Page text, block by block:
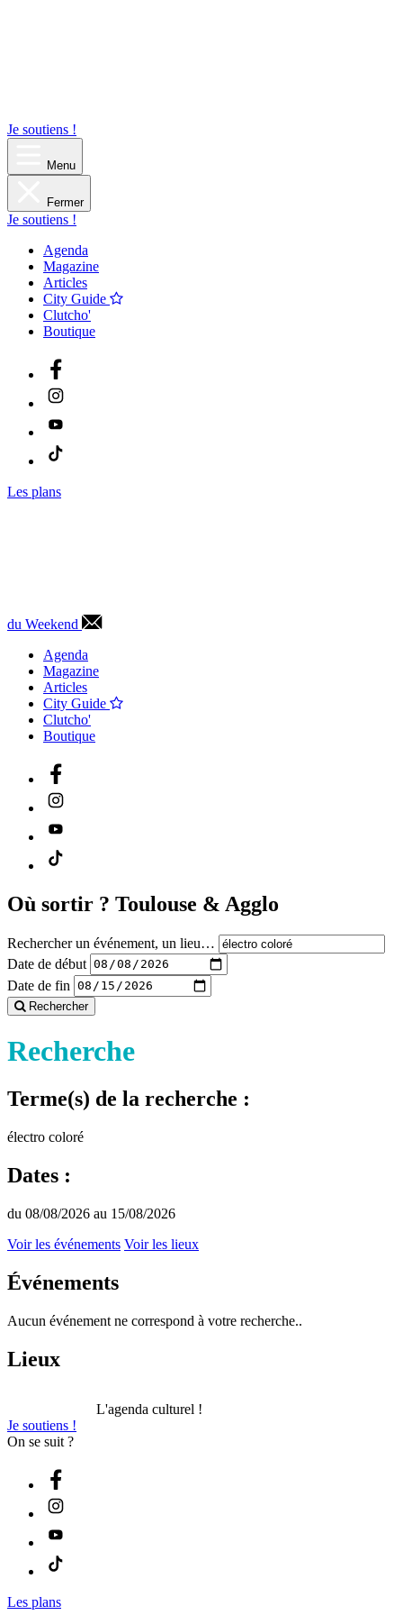
Je soutiens !
Menu
Fermer
Je soutiens !
Agenda
Magazine
Articles
City Guide
Clutcho'
Boutique
Les plans
du Weekend
Agenda
Magazine
Articles
City Guide
Clutcho'
Boutique
Où sortir ? Toulouse & Agglo
Rechercher un événement, un lieu…
Date de début
Date de fin
Rechercher
Recherche
Terme(s) de la recherche :
électro coloré
Dates :
du 08/08/2026 au 15/08/2026
Voir les événements Voir les lieux
Événements
Aucun événement ne correspond à votre recherche..
Lieux
L'agenda culturel !
Je soutiens !
On se suit ?
Les plans